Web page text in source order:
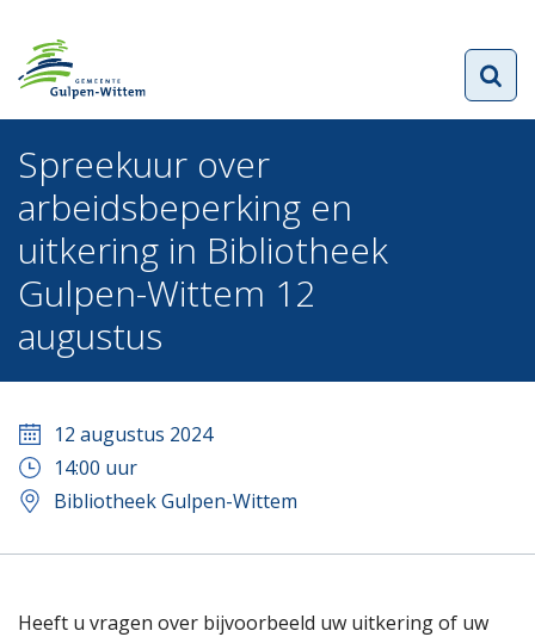
Spreekuur over
arbeidsbeperking en
uitkering in Bibliotheek
Gulpen-Wittem 12
augustus
12 augustus 2024
14:00 uur
Bibliotheek Gulpen-Wittem
Heeft u vragen over bijvoorbeeld uw uitkering of uw